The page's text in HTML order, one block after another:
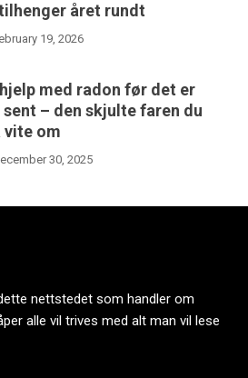
året rundt
19, 2026
med radon før det er
– den skjulte faren du
vite om
30, 2025
nettstedet som handler om
alle vil trives med alt man vil lese